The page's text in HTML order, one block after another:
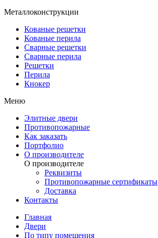
Металлоконструкции
Кованые решетки
Кованые перила
Сварные решетки
Сварные перила
Решетки
Перила
Кнокер
Меню
Элитные двери
Противопожарные
Как заказать
Портфолио
О производителе
О производителе
Реквизиты
Противопожарные сертификаты
Доставка
Контакты
Главная
Двери
По типу помещения